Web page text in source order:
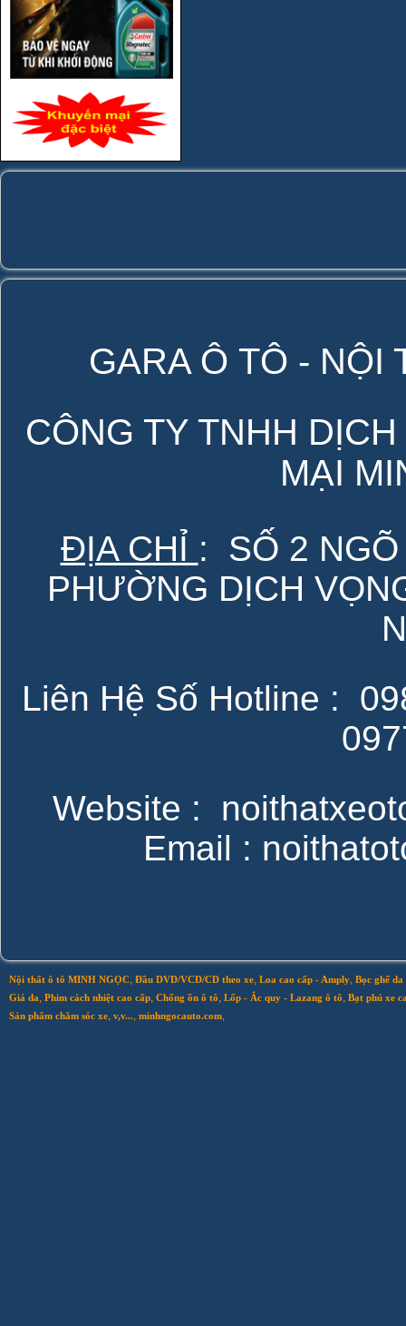
GARA Ô TÔ - NỘI
CÔNG TY TNHH
MẠI
ĐỊA CHỈ : SỐ 2 NGÕ
PHƯỜNG DỊCH
Liên Hệ Số Hotline :
Website :
Email :
Nội thất ô tô MINH NGỌC, Đầu DVD/VCD/CD theo xe, Loa cao cấp - Amply, Bọc ghế
Giả da, Phim cách nhiệt cao cấp, Chống ồn ô tô, Lốp - Ắc quy - Lazang ô tô, Bạt phủ xe
Sản phẩm chăm sóc xe, v,v..., minhngocauto.com,